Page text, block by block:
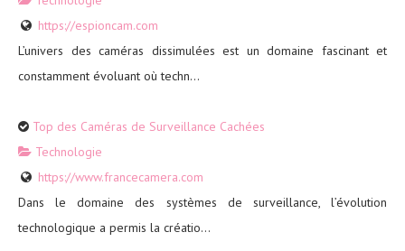
https://espioncam.com
L’univers des caméras dissimulées est un domaine fascinant et
constamment évoluant où techn...
Top des Caméras de Surveillance Cachées
Technologie
https://www.francecamera.com
Dans le domaine des systèmes de surveillance, l’évolution
technologique a permis la créatio...